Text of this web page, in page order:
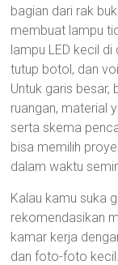
bagian dari rak
membuat lampu
lampu LED kecil
tutup botol, dan
Untuk garis besar,
ruangan, material
serta skema
bisa memilih
dalam waktu
Kalau kamu suka
rekomendasikan
kamar kerja
dan foto-foto